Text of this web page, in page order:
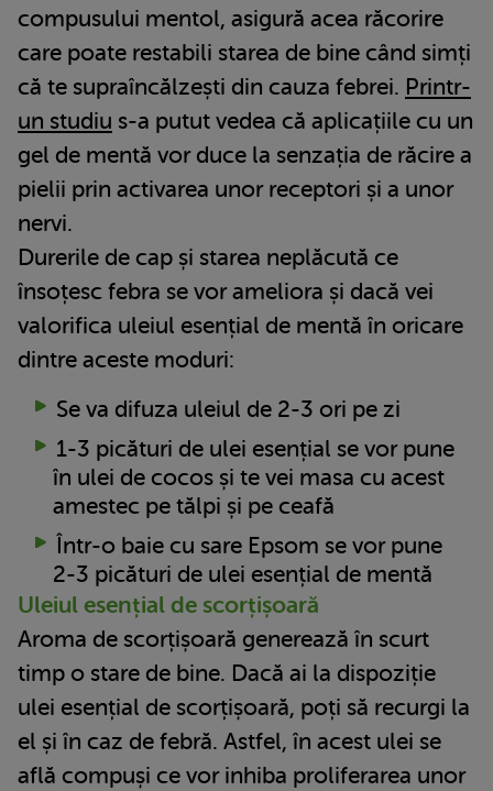
compusului mentol, asigură acea răcorire
care poate restabili starea de bine când simți
că te supraîncălzești din cauza febrei. Printr-
un studiu s-a putut vedea că aplicațiile cu un
gel de mentă vor duce la senzația de răcire a
pielii prin activarea unor receptori și a unor
nervi.
Durerile de cap și starea neplăcută ce
însoțesc febra se vor ameliora și dacă vei
valorifica uleiul esențial de mentă în oricare
dintre aceste moduri:
Se va difuza uleiul de 2-3 ori pe zi
1-3 picături de ulei esențial se vor pune
în ulei de cocos și te vei masa cu acest
amestec pe tălpi și pe ceafă
Într-o baie cu sare Epsom se vor pune
2-3 picături de ulei esențial de mentă
Uleiul esențial de scorțișoară
Aroma de scorțișoară generează în scurt
timp o stare de bine. Dacă ai la dispoziție
ulei esențial de scorțișoară, poți să recurgi la
el și în caz de febră. Astfel, în acest ulei se
află compuși ce vor inhiba proliferarea unor